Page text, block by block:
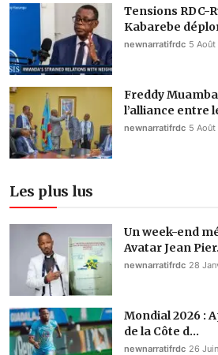
Tensions RDC-
Kabarebe
newnarratifrdc 5
Freddy
l’alliance entre
newnarratifrdc 5
Les plus lus
Un week-end
Avatar Jean
newnarratifrdc 28
Mondial 2026 :
de la Côte d...
newnarratifrdc 26